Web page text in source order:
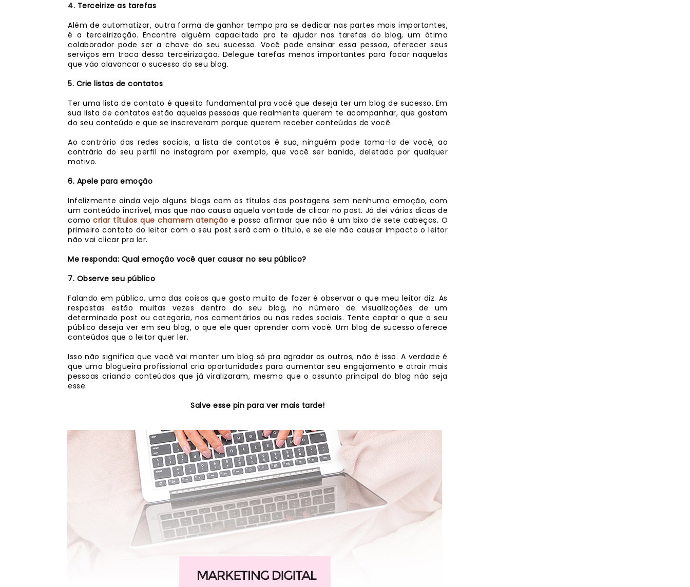
4. Terceirize as tarefas
Além de automatizar, outra forma de ganhar tempo pra se dedicar nas partes mais importantes,
é a terceirização. Encontre alguém capacitado pra te ajudar nas tarefas do blog, um ótimo
colaborador pode ser a chave do seu sucesso. Você pode ensinar essa pessoa, oferecer seus
serviços em troca dessa terceirização. Delegue tarefas menos importantes para focar naquelas
que vão alavancar o sucesso do seu blog.
5. Crie listas de contatos
Ter uma lista de contato é quesito fundamental pra você que deseja ter um blog de sucesso. Em
sua lista de contatos estão aquelas pessoas que realmente querem te acompanhar, que gostam
do seu conteúdo e que se inscreveram porque querem receber conteúdos de você.
Ao contrário das redes sociais, a lista de contatos é sua, ninguém pode toma-la de você, ao
contrário do seu perfil no instagram por exemplo, que você ser banido, deletado por qualquer
motivo.
6. Apele para emoção
Infelizmente ainda vejo alguns blogs com os títulos das postagens sem nenhuma emoção, com
um conteúdo incrível, mas que não causa aquela vontade de clicar no post. Já dei várias dicas de
comocriar títulos que chamem atenção e posso afirmar que não é um bixo de sete cabeças. O
primeiro contato do leitor com o seu post será com o título, e se ele não causar impacto o leitor
não vai clicar pra ler.
Me responda: Qual emoção você quer causar no seu público?
7. Observe seu público
Falando em público, uma das coisas que gosto muito de fazer é observar o que meu leitor diz. As
respostas estão muitas vezes dentro do seu blog, no número de visualizações de um
determinado post ou categoria, nos comentários ou nas redes sociais. Tente captar o que o seu
público deseja ver em seu blog, o que ele quer aprender com você. Um blog de sucesso oferece
conteúdos que o leitor quer ler.
Isso não significa que você vai manter um blog só pra agradar os outros, não é isso. A verdade é
que uma blogueira profissional cria oportunidades para aumentar seu engajamento e atrair mais
pessoas criando conteúdos que já viralizaram, mesmo que o assunto principal do blog não seja
esse.
Salve esse pin para ver mais tarde!